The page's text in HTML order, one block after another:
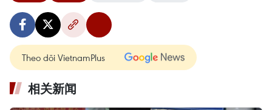
Theo dõi VietnamPlus
相关新闻